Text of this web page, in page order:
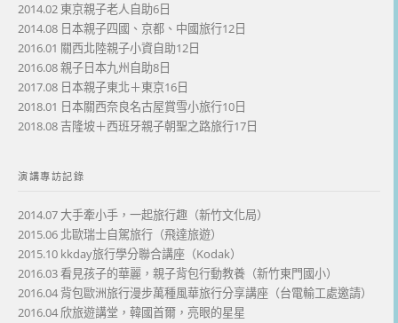
2014.02 東京親子老人自助6日
2014.08 日本親子四國、京都、中國旅行12日
2016.01 關西北陸親子小資自助12日
2016.08 親子日本九州自助8日
2017.08 日本親子東北＋東京16日
2018.01 日本關西奈良名古屋賞雪小旅行10日
2018.08 吉隆坡＋西班牙親子朝聖之路旅行17日
演講專訪記錄
2014.07 大手牽小手，一起旅行趣（新竹文化局）
2015.06 北歐瑞士自駕旅行（飛達旅遊）
2015.10 kkday旅行學分聯合講座（Kodak）
2016.03 看見孩子的華麗，親子背包行動教養（新竹東門國小）
2016.04 背包歐洲旅行漫步萬種風華旅行分享講座（台電輸工處邀請）
2016.04 欣旅遊講堂，韓國首爾，亮眼的星星